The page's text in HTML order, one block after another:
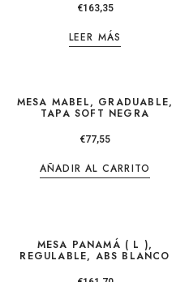
€163,35
LEER MÁS
MESA MABEL, GRADUABLE,
TAPA SOFT NEGRA
€77,55
AÑADIR AL CARRITO
MESA PANAMÁ ( L ),
REGULABLE, ABS BLANCO